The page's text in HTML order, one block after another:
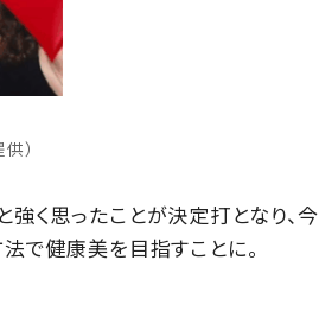
）
強く思ったことが決定打となり、今
で健康美を目指すことに。